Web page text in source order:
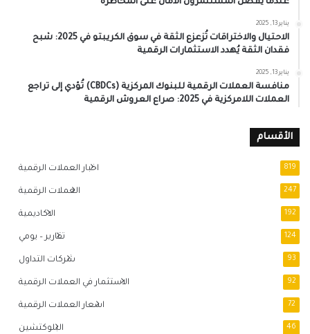
عندما يُفضل المُستثمرون الأمان على المُخاطرة
يناير 13, 2025
الاحتيال والاختراقات تُزعزع الثقة في سوق الكريبتو في 2025: شبح
فقدان الثقة يُهدد الاستثمارات الرقمية
يناير 13, 2025
منافسة العملات الرقمية للبنوك المركزية (CBDCs) تُؤدي إلى تراجع
العملات اللامركزية في 2025: صراع العروش الرقمية
الأقسام
اخبار العملات الرقمية 819
العملات الرقمية 247
الاكاديمية 192
تقارير – يومي 124
شركات التداول 93
الاستثمار في العملات الرقمية 92
اسعار العملات الرقمية 72
البلوكتشين 46